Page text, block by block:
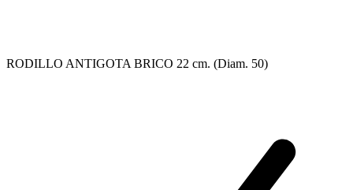
RODILLO ANTIGOTA BRICO 22 cm. (Diam. 50)